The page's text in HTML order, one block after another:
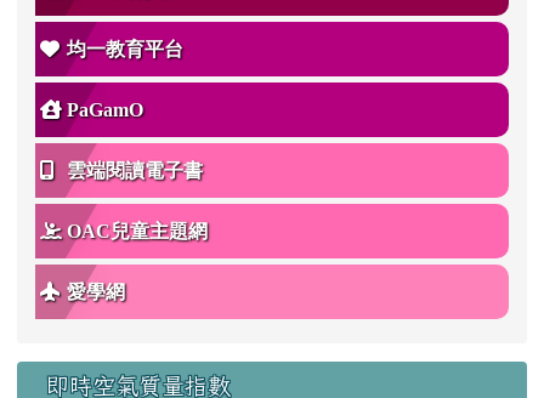
均一教育平台
PaGamO
雲端閱讀電子書
OAC兒童主題網
愛學網
即時空氣質量指數